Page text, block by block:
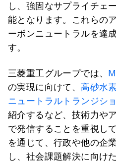
し、強固なサプライチェ
能となります。これらの
ーボンニュートラルを達
す。
三菱重工グループでは、
の実現に向けて、高砂水
ニュートラルトランジシ
紹介するなど、技術力や
で発信することを重視し
を通じて、行政や他の企
し、社会課題解決に向け